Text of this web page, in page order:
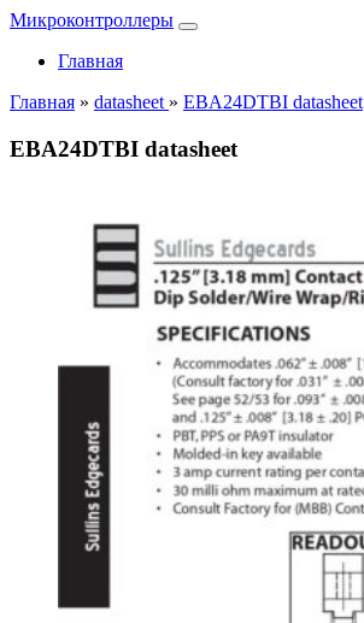
Микроконтроллеры
Главная
Главная » datasheet » EBA24DTBI datasheet
EBA24DTBI datasheet